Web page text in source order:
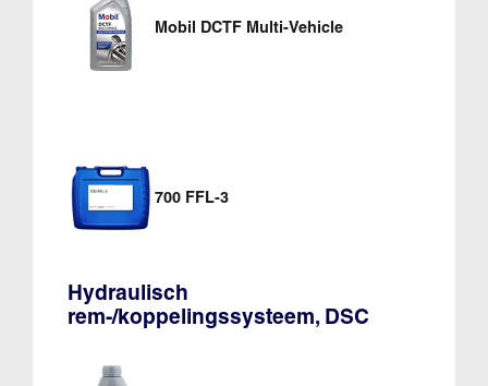
Mobil DCTF Multi-Vehicle
700 FFL-3
Hydraulisch
rem-/koppelingssysteem, DSC